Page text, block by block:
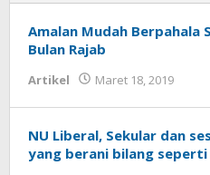
Amalan Mudah Berpahala
Bulan Rajab
Artikel Maret 18, 2019
NU Liberal, Sekular dan
yang berani bilang